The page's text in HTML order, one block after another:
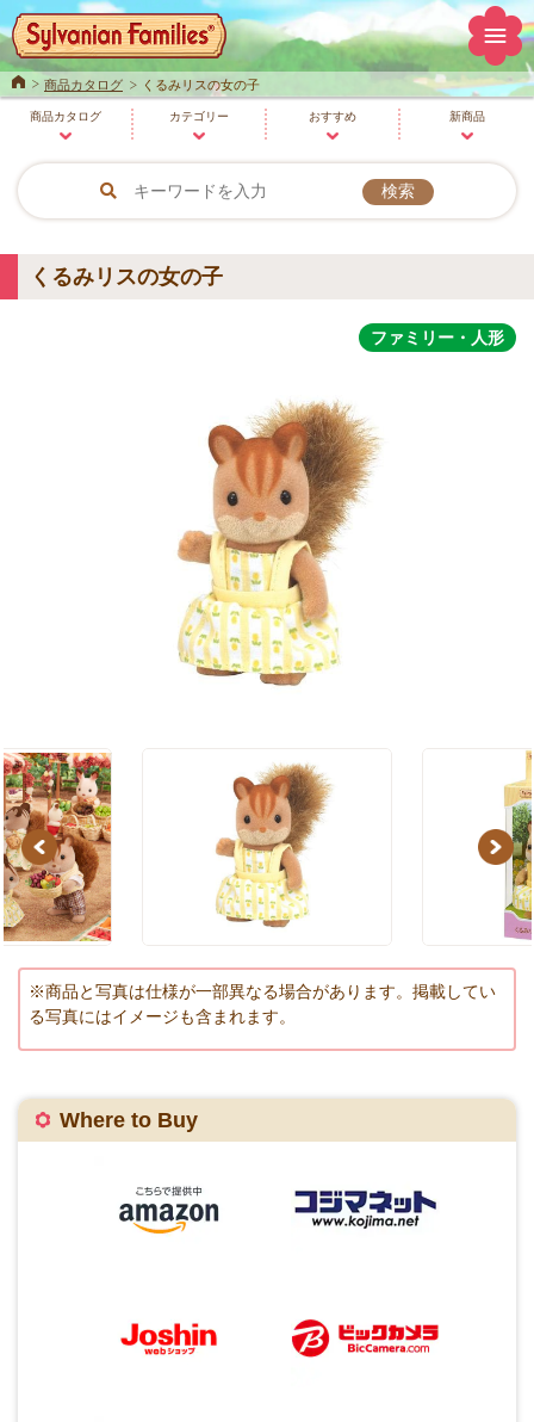
Home商品カタログ くるみリスの女の子
新商品
おすすめ
カテゴリー
商品カタログ
くるみリスの女の子
ファミリー・人形
Previous Next
※商品と写真は仕様が一部異なる場合があります。掲載してい
る写真にはイメージも含まれます。
Where to Buy